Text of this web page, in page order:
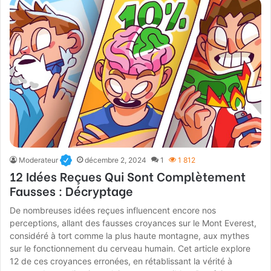
Moderateur décembre 2, 2024 1 1 812
12 Idées Reçues Qui Sont Complètement
Fausses : Décryptage
De nombreuses idées reçues influencent encore nos
perceptions, allant des fausses croyances sur le Mont Everest,
considéré à tort comme la plus haute montagne, aux mythes
sur le fonctionnement du cerveau humain. Cet article explore
12 de ces croyances erronées, en rétablissant la vérité à